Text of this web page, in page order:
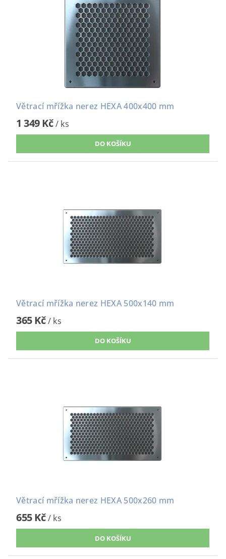
Větrací mřížka nerez HEXA 400x400 mm
1 349 Kč/ ks
Větrací mřížka nerez HEXA 500x140 mm
365 Kč/ ks
Větrací mřížka nerez HEXA 500x260 mm
655 Kč/ ks